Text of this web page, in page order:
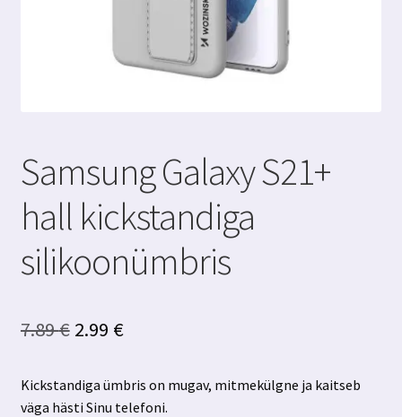
Samsung Galaxy S21+
hall kickstandiga
silikoonümbris
7.89€ Algne
oli:
2.99 €Praegune
on:
Kickstandiga ümbris on mugav, mitmekülgne ja kaitseb
väga hästi Sinu telefoni.